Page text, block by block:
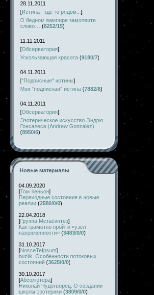
28.11.2011
[Истина - где то рядом... ]
О бедном вампире замолвите
слово…
(8252/15)
11.11.2011
[Обсерватория]
Ускользающая красота (9180/7)
04.11.2011
["Подписные" истины]
Моя "подписная" истина (7882/8)
04.11.2011
[Обсерватория]
Эзотерическое искусство Эндрю
Гонсалеса (Andrew Gonzalez)
(8950/6)
Новые материалы
04.09.2020
[Том Кеньон]
Переходные состояния в новые
реалии (2580/0/0)
22.04.2018
[Группа Метасинтез]
Как грамотно пройти «узел
напряженности» (3483/0/0)
31.10.2017
[NosceTeIpsum]
buzlik. Особенности потоковых
состояний (3625/0/0)
30.10.2017
[Абсолютера]
Николай Чудотворец. О создании
школы эзотерики (3809/0/0)